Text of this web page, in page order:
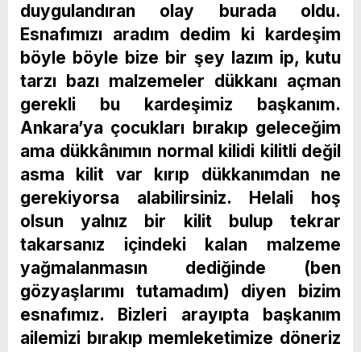
duygulandıran olay burada oldu.
Esnafımızı aradım dedim ki kardeşim
böyle böyle bize bir şey lazım ip, kutu
tarzı bazı malzemeler dükkanı açman
gerekli bu kardeşimiz başkanım.
Ankara’ya çocukları bırakıp geleceğim
ama dükkânımın normal kilidi kilitli değil
asma kilit var kırıp dükkanımdan ne
gerekiyorsa alabilirsiniz. Helali hoş
olsun yalnız bir kilit bulup tekrar
takarsanız içindeki kalan malzeme
yağmalanmasın dediğinde (ben
gözyaşlarımı tutamadım) diyen bizim
esnafımız. Bizleri arayıpta başkanım
ailemizi bırakıp memleketimize döneriz